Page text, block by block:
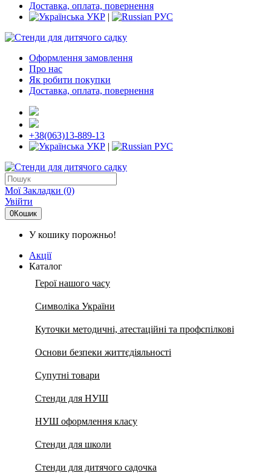
Доставка, оплата, повернення
УКР | РУС
Оформлення замовлення
Про нас
Як робити покупки
Доставка, оплата, повернення
+38(063)13-889-13
УКР | РУС
Мої Закладки (0)
Увійти
0Кошик
У кошику порожньо!
Акції
Каталог
Герої нашого часу
Символіка України
Куточки методичні, атестаційні та профспілкові
Основи безпеки життєдіяльності
Супутні товари
Стенди для НУШ
НУШ оформлення класу
Стенди для школи
Стенди для дитячого садочка